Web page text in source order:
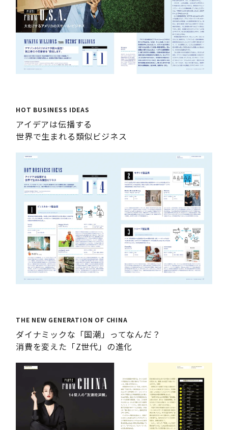
HOT BUSINESS IDEAS
アイデアは伝播する
世界で生まれる類似ビジネス
THE NEW GENERATION OF CHINA
ダイナミックな「国潮」ってなんだ？
消費を変えた「Z世代」の進化